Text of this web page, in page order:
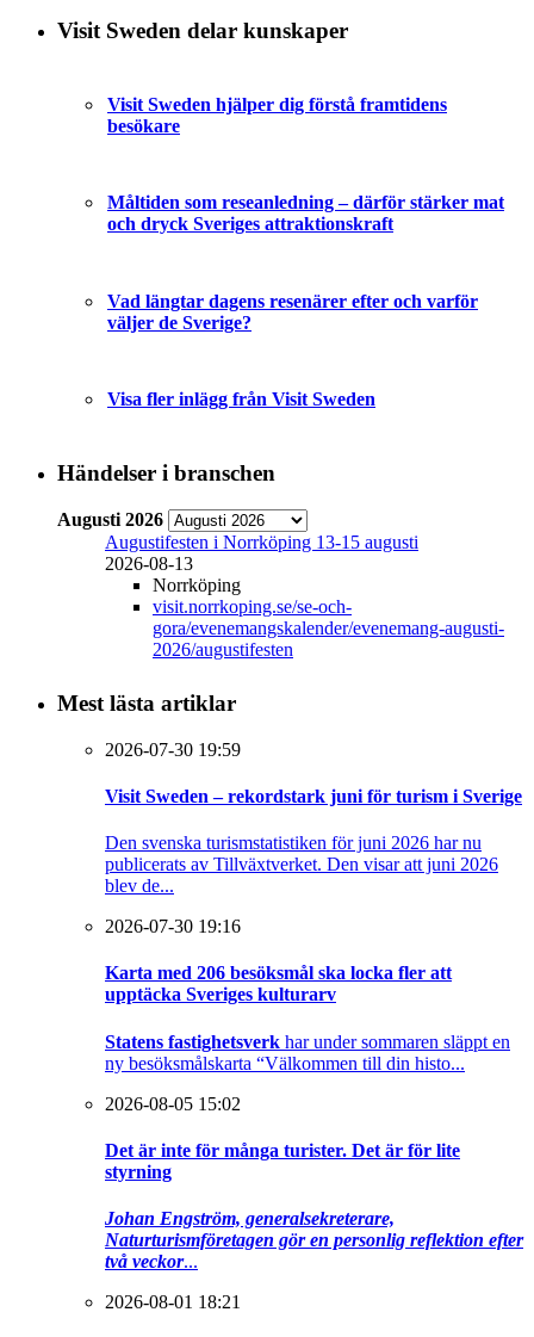
Visit Sweden delar kunskaper
Visit Sweden hjälper dig förstå framtidens
besökare
Måltiden som reseanledning – därför stärker mat
och dryck Sveriges attraktionskraft
Vad längtar dagens resenärer efter och varför
väljer de Sverige?
Visa fler inlägg från Visit Sweden
Händelser i branschen
Augusti 2026
Augustifesten i Norrköping 13-15 augusti
2026-08-13
Norrköping
visit.norrkoping.se/se-och-
gora/evenemangskalender/evenemang-augusti-
2026/augustifesten
Mest lästa artiklar
2026-07-30 19:59
Visit Sweden – rekordstark juni för turism i Sverige
Den svenska turismstatistiken för juni 2026 har nu
publicerats av Tillväxtverket. Den visar att juni 2026
blev de...
2026-07-30 19:16
Karta med 206 besöksmål ska locka fler att
upptäcka Sveriges kulturarv
Statens fastighetsverk har under sommaren släppt en
ny besöksmålskarta “Välkommen till din histo...
2026-08-05 15:02
Det är inte för många turister. Det är för lite
styrning
Johan Engström, generalsekreterare,
Naturturismföretagen gör en personlig reflektion efter
två veckor...
2026-08-01 18:21